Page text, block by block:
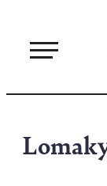
sisältöön